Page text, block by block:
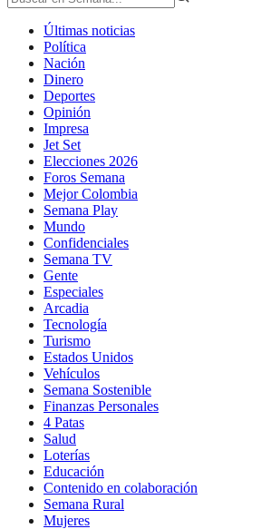
Últimas noticias
Política
Nación
Dinero
Deportes
Opinión
Impresa
Jet Set
Elecciones 2026
Foros Semana
Mejor Colombia
Semana Play
Mundo
Confidenciales
Semana TV
Gente
Especiales
Arcadia
Tecnología
Turismo
Estados Unidos
Vehículos
Semana Sostenible
Finanzas Personales
4 Patas
Salud
Loterías
Educación
Contenido en colaboración
Semana Rural
Mujeres